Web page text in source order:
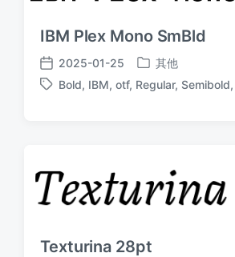
IBM Plex Mono SmBld
发
布
2025-01-25
发
布
其他
标
Bold, IBM, otf, Regular, Semibold,
Texturina 28pt